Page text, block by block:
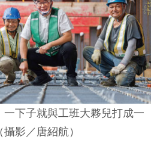
下子就與工班大夥兒打成一
攝影／唐紹航）